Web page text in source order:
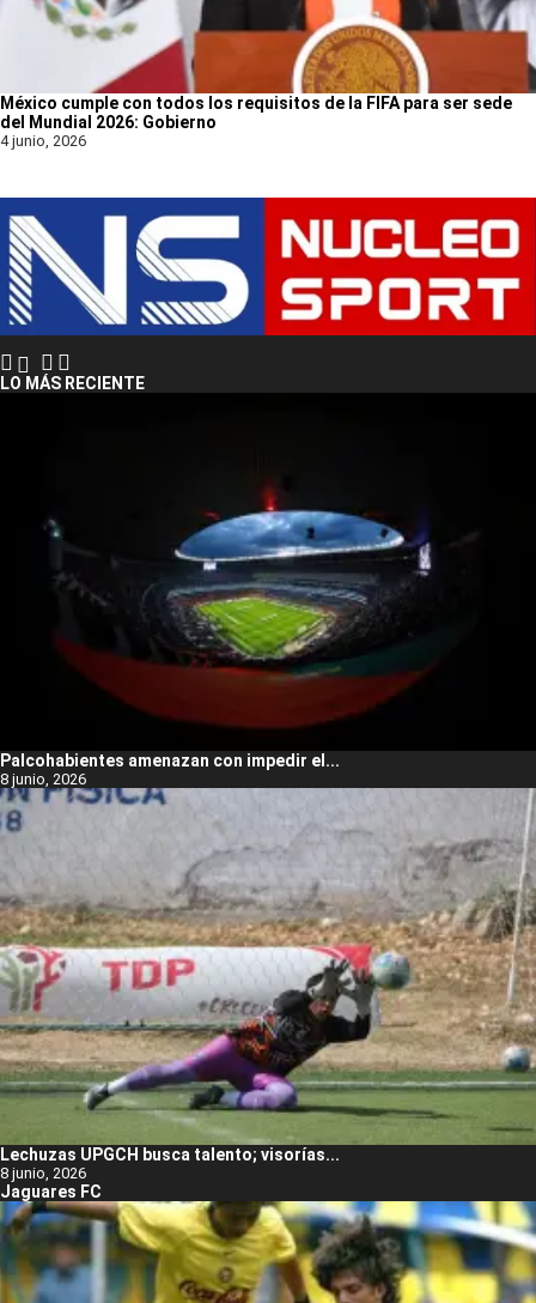
México cumple con todos los requisitos de la FIFA para ser sede
del Mundial 2026: Gobierno
4 junio, 2026
LO MÁS RECIENTE
Palcohabientes amenazan con impedir el...
8 junio, 2026
Lechuzas UPGCH busca talento; visorías...
8 junio, 2026
Jaguares FC